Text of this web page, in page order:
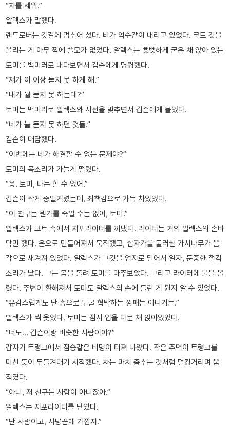
“차를 세워.”
알렉스가 말했다.
랜드로버는 갓길에 멈추어 섰다. 비가 억수같이 내리고 있었다. 코트 깃을
올리는 게 아무 짝에 쓸모가 없었다. 알렉스는 뻣뻣하게 굳은 채 앉아 있는
토미를 백미러로 내다보면서 깁슨에게 명령했다.
“쟤가 이 이상 듣지 못 하게 해.”
“내가 뭘 듣지 못 하는데?”
토미는 백미러로 알렉스와 시선을 맞추면서 깁슨에게 물었다.
“네가 늘 듣지 못 하던 것들.”
깁슨이 대답했다.
“이번에는 네가 해결할 수 없는 문제야?”
토미의 목소리가 가늘게 떨렸다.
“응. 토미, 나는 할 수 없어.”
깁슨이 작게 중얼거렸는데, 죄책감으로 가득 차있었다.
“이 친구는 뭔가를 죽일 수는 없어, 토미.”
알렉스가 코트 속에서 지포라이터를 꺼냈다. 라이터는 거의 알렉스의 손바
닥만 했다. 은으로 만들어져서 묵직했고, 십자가를 둘러싼 가시나무가 음
각으로 새겨져 있었다. 알렉스가 그것을 엄지로 밀어서 열자, 둔중한 철컥
소리가 났다. 그는 몸을 돌려 토미를 마주보았다. 그리고 라이터에 불을 올
렸다. 주변이 환해져서 토미도 알렉스의 손에 들린 게 뭔지 알 수 있었다.
“유감스럽게도 난 총으로 누굴 협박하는 깡패는 아니거든.”
알렉스가 씩 웃었다. 토미는 잠시 입을 다문 채 앉아있었다.
“너도… 깁슨이랑 비슷한 사람이야?”
갑자기 트렁크에서 짐승같은 비명이 터져 나왔다. 작은 주먹이 트렁크를
미친 듯이 두들겨대기 시작했다. 차는 마치 춤추는 것처럼 덜컹거리며 움
직였다.
“아니, 저 친구는 사람이 아니잖아.”
알렉스는 지포라이터를 닫았다.
“난 사람이고, 사냥꾼에 가깝지.”